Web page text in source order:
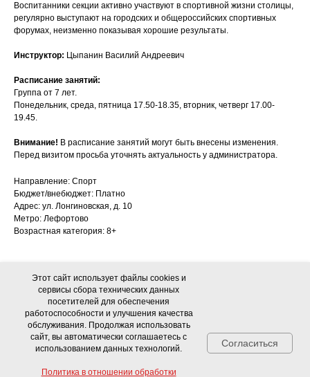
Воспитанники секции активно участвуют в спортивной жизни столицы,
регулярно выступают на городских и общероссийских спортивных
форумах, неизменно показывая хорошие результаты.
Инструктор: Цыпанин Василий Андреевич
Расписание занятий:
Группа от 7 лет.
Понедельник, среда, пятница 17.50-18.35, вторник, четверг 17.00-
19.45.
Внимание! В расписание занятий могут быть внесены изменения.
Перед визитом просьба уточнять актуальность у администратора.
Направление: Спорт
Бюджет/внебюджет: Платно
Адрес: ул. Лонгиновская, д. 10
Метро: Лефортово
Возрастная категория: 8+
Об ОКЦ Документы
Этот сайт использует файлы cookies и
сервисы сбора технических данных
посетителей для обеспечения
работоспособности и улучшения качества
обслуживания. Продолжая использовать
сайт, вы автоматически соглашаетесь с
использованием данных технологий.
Политика в отношении обработки
Согласиться